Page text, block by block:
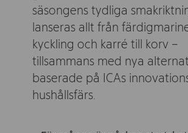
säsongens tydliga
lanseras allt från
kyckling och karré till korv –
tillsammans med nya
baserade på ICAs
hushållsfärs.